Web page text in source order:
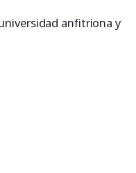
anfitriona y